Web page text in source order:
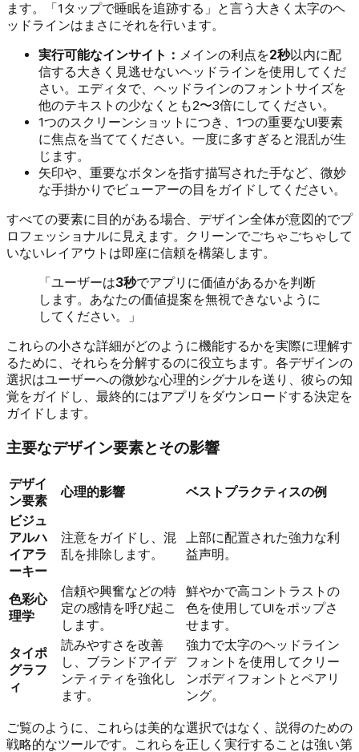
ます。「1タップで睡眠を追跡する」と言う大きく太字のヘ
ッドラインはまさにそれを行います。
実行可能なインサイト： メインの利点を2秒以内に配
信する大きく見逃せないヘッドラインを使用してくだ
さい。エディタで、ヘッドラインのフォントサイズを
他のテキストの少なくとも2〜3倍にしてください。
1つのスクリーンショットにつき、1つの重要なUI要素
に焦点を当ててください。一度に多すぎると混乱が生
じます。
矢印や、重要なボタンを指す描写された手など、微妙
な手掛かりでビューアーの目をガイドしてください。
すべての要素に目的がある場合、デザイン全体が意図的でプ
ロフェッショナルに見えます。クリーンでごちゃごちゃして
いないレイアウトは即座に信頼を構築します。
「ユーザーは3秒でアプリに価値があるかを判断
します。あなたの価値提案を無視できないように
してください。」
これらの小さな詳細がどのように機能するかを実際に理解す
るために、それらを分解するのに役立ちます。各デザインの
選択はユーザーへの微妙な心理的シグナルを送り、彼らの知
覚をガイドし、最終的にはアプリをダウンロードする決定を
ガイドします。
主要なデザイン要素とその影響
デザイ
ン要素
心理的影響
ベストプラクティスの例
ビジュ
アルハ
イアラ
ーキー
注意をガイドし、混
乱を排除します。
上部に配置された強力な利
益声明。
色彩心
理学
信頼や興奮などの特
定の感情を呼び起こ
します。
鮮やかで高コントラストの
色を使用してUIをポップさ
せます。
タイポ
グラフ
ィ
読みやすさを改善
し、ブランドアイデ
ンティティを強化し
ます。
強力で太字のヘッドライン
フォントを使用してクリー
ンボディフォントとペアリ
ング。
ご覧のように、これらは美的な選択ではなく、説得のための
戦略的なツールです。これらを正しく実行することは強い第